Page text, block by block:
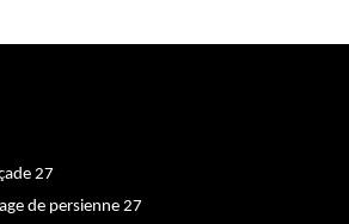
27
de persienne 27